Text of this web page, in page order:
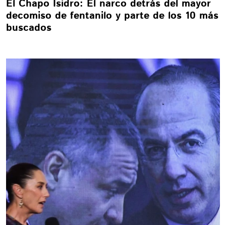
El Chapo Isidro: El narco detrás del mayor
decomiso de fentanilo y parte de los 10 más
buscados